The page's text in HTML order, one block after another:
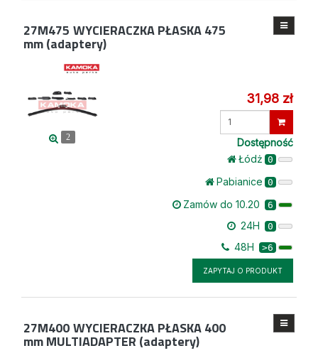
27M475 WYCIERACZKA PŁASKA 475
mm (adaptery)
2
31,98 zł
Wprowadź
Dostępność
Łódż 0
Pabianice 0
Zamów do 10.20 6
24H 0
48H >6
ZAPYTAJ O PRODUKT
27M400WYCIERACZKA PŁASKA 400
mm MULTIADAPTER (adaptery)